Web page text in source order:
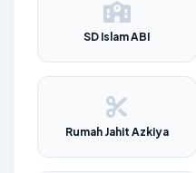
SD Islam ABI
Rumah Jahit Azkiya